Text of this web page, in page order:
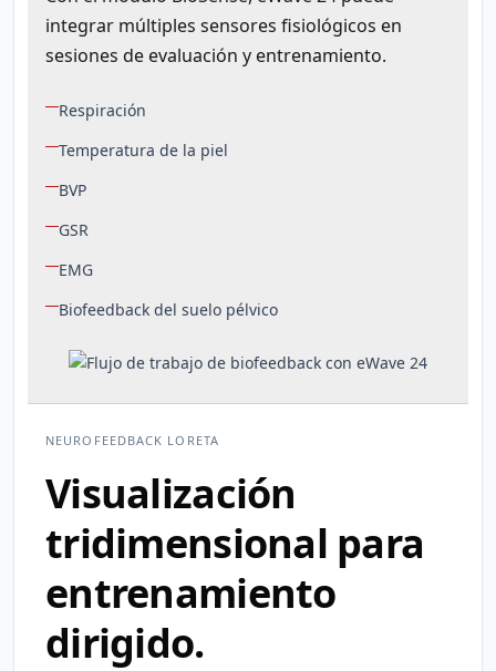
integrar múltiples sensores fisiológicos en
sesiones de evaluación y entrenamiento.
Respiración
Temperatura de la piel
BVP
GSR
EMG
Biofeedback del suelo pélvico
NEUROFEEDBACK LORETA
Visualización
tridimensional para
entrenamiento
dirigido.